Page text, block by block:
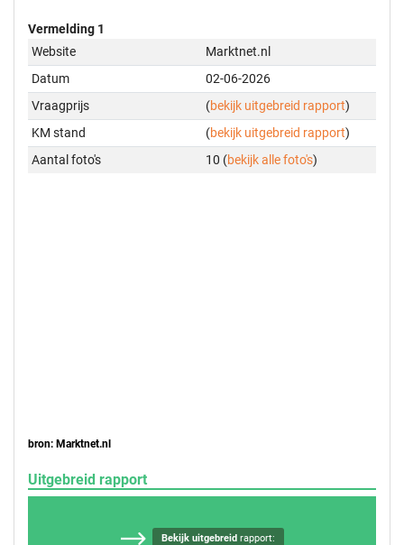
Vermelding 1
Website
Marktnet.nl
Datum
02-06-2026
Vraagprijs
(bekijk uitgebreid rapport)
KM stand
(bekijk uitgebreid rapport)
Aantal foto's
10 (bekijk alle foto's)
bron: Marktnet.nl
Uitgebreid rapport
Bekijk uitgebreidrapport: